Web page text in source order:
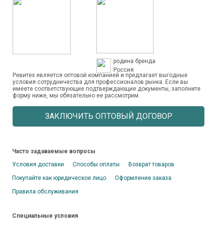
родина бренда
Россия
Ревитех является оптовой компанией и предлагает выгодные
условия сотрудничества для профессионалов рынка. Если вы
имеете соответствующие подтверждающие документы, заполните
форму ниже, мы обязательно ее рассмотрим.
ЗАКЛЮЧИТЬ ОПТОВЫЙ ДОГОВОР
Часто задаваемые вопросы
Условия доставки
Способы оплаты
Возврат товаров
Покупайте как юридическое лицо
Оформление заказа
Правила обслуживания
Специальные условия